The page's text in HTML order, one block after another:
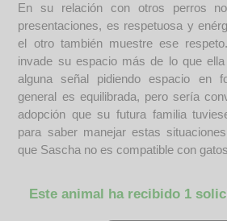
En su relación con otros perros
presentaciones, es respetuosa y
el otro también muestre ese
invade su espacio más de lo que
alguna señal pidiendo espacio en
general es equilibrada, pero sería
adopción que su futura familia
para saber manejar estas
que Sascha no es compatible con
Este animal ha recibido 1